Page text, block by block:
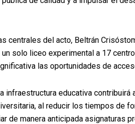
centrales del acto, Beltrán
solo liceo experimental a 17
las oportunidades de
infraestructura educativa
al reducir los tiempos de
de manera anticipada asignaturas